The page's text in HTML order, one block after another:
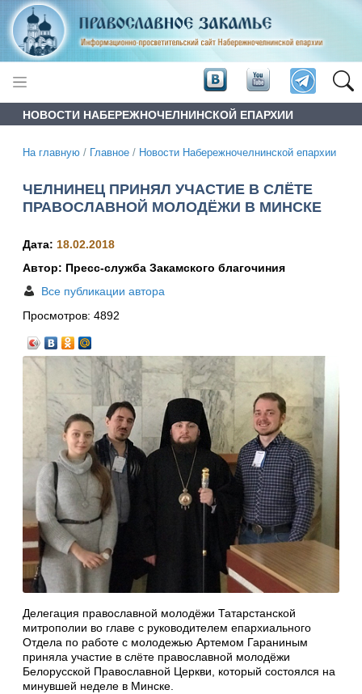
НОВОСТИ НАБЕРЕЖНОЧЕЛНИНСКОЙ ЕПАРХИИ
На главную / Главное / Новости Набережночелнинской епархии
ЧЕЛНИНЕЦ ПРИНЯЛ УЧАСТИЕ В СЛЁТЕ
ПРАВОСЛАВНОЙ МОЛОДЁЖИ В МИНСКЕ
Дата: 18.02.2018
Автор: Пресс-служба Закамского благочиния
Все публикации автора
Просмотров: 4892
Делегация православной молодёжи Татарстанской
митрополии во главе с руководителем епархиального
Отдела по работе с молодежью Артемом Гараниным
приняла участие в слёте православной молодёжи
Белорусской Православной Церкви, который состоялся на
минувшей неделе в Минске.